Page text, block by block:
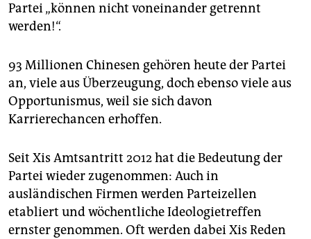
Partei „können nicht voneinander getrennt
werden!“.
93 Millionen Chinesen gehören heute der Partei
an, viele aus Überzeugung, doch ebenso viele aus
Opportunismus, weil sie sich davon
Karrierechancen erhoffen.
Seit Xis Amtsantritt 2012 hat die Bedeutung der
Partei wieder zugenommen: Auch in
ausländischen Firmen werden Parteizellen
etabliert und wöchentliche Ideologietreffen
ernster genommen. Oft werden dabei Xis Reden